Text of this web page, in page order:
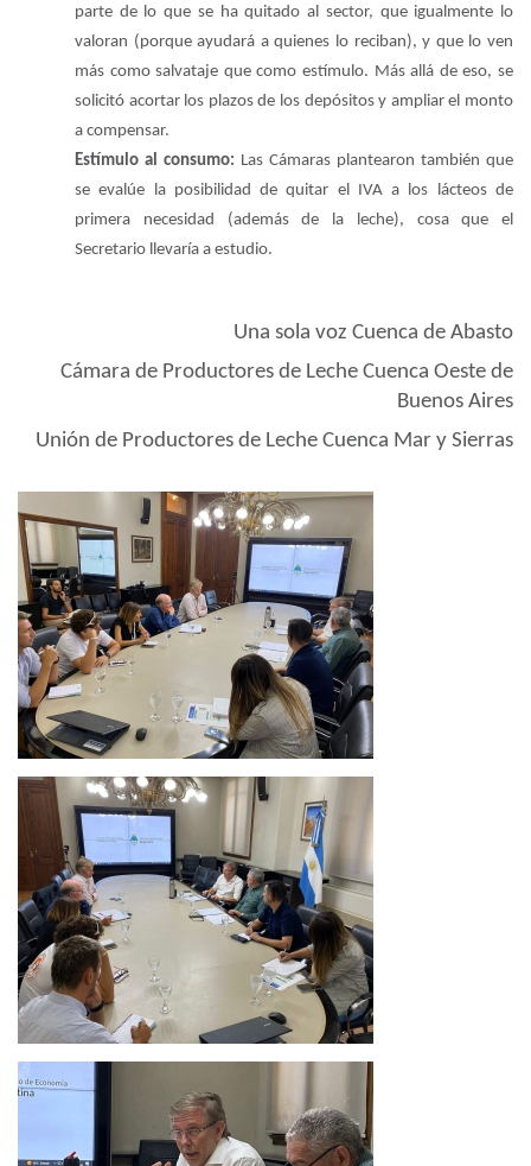
parte de lo que se ha quitado al sector, que igualmente lo
valoran (porque ayudará a quienes lo reciban), y que lo ven
más como salvataje que como estímulo. Más allá de eso, se
solicitó acortar los plazos de los depósitos y ampliar el monto
a compensar.
Estímulo al consumo: Las Cámaras plantearon también que
se evalúe la posibilidad de quitar el IVA a los lácteos de
primera necesidad (además de la leche), cosa que el
Secretario llevaría a estudio.
Una sola voz Cuenca de Abasto
Cámara de Productores de Leche Cuenca Oeste de
Buenos Aires
Unión de Productores de Leche Cuenca Mar y Sierras